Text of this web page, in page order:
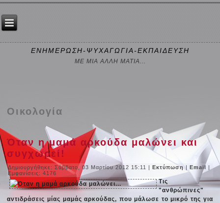
ΕΝΗΜΕΡΩΣΗ-ΨΥΧΑΓΩΓΙΑ-ΕΚΠΑΙΔΕΥΣΗ
ΜΕ ΜΙΑ ΑΛΛΗ ΜΑΤΙΑ...
Οικολογία
Όταν η μαμά αρκούδα μαλώνει και
συγχωρεί!
Δημιουργήθηκε: Σάββατο, 03 Μαρτίου 2012 15:11 |Εκτύπωση|Email |
Εμφανίσεις: 4176
Τις
"ανθρώπινες"
αντιδράσεις μίας μαμάς αρκούδας, που μάλωσε το μικρό της για